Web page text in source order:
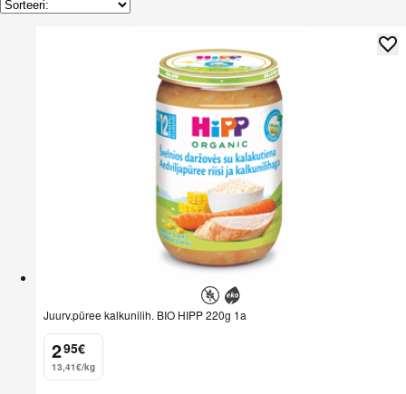
Juurv.püree kalkunilih. BIO HIPP 220g 1a
2
. 95€
13,41€/kg